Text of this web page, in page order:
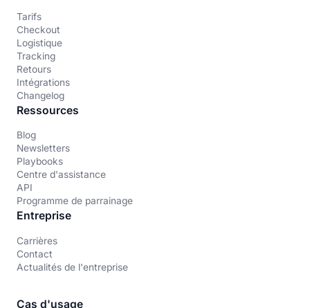
Tarifs
Checkout
Logistique
Tracking
Retours
Intégrations
Changelog
Ressources
Blog
Newsletters
Playbooks
Centre d'assistance
API
Programme de parrainage
Entreprise
Carrières
Contact
Actualités de l'entreprise
Cas d'usage